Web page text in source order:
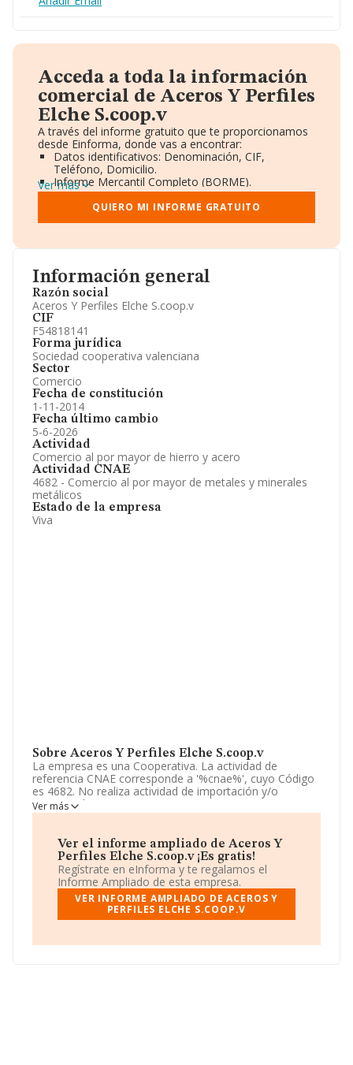
Información general
Razón social
Aceros Y Perfiles Elche S.coop.v
CIF
F54818141
Forma jurídica
Sociedad cooperativa valenciana
Sector
Comercio
Fecha de constitución
1-11-2014
Fecha último cambio
5-6-2026
Actividad
Comercio al por mayor de hierro y acero
Actividad CNAE
4682 - Comercio al por mayor de metales y minerales
metálicos
Estado de la empresa
Viva
Sobre Aceros Y Perfiles Elche S.coop.v
La empresa es una Cooperativa. La actividad de
referencia CNAE corresponde a '%cnae%', cuyo Código
es 4682. No realiza actividad de importación y/o
exportación.
teléfono 965506425.
La sociedadAceros y Perfiles Elche S.Coop.V
CIF F54818141, se encuentra en Calle Felix Rodriguez
De La Fuente núm. 35, (03203), en el municipio de
Jubalcoi, en Alicante, Comunidad Valenciana.
sobre 6.263 compañías, la facturación en el ámbito
Ver más
Ver el informe ampliado de Aceros Y
Perfiles Elche S.coop.v ¡Es gratis!
Regístrate en eInforma y te regalamos el
Informe Ampliado de esta empresa.
VER INFORME AMPLIADO DE ACEROS Y
PERFILES ELCHE S.COOP.V
Acceda a toda la información
comercial de Aceros Y Perfiles
Elche S.coop.v
A través del informe gratuito que te proporcionamos
desde Einforma, donde vas a encontrar:
Datos identificativos: Denominación, CIF,
Teléfono, Domicilio.
Informe Mercantil Completo (BORME).
Gráficos de Evolución Ventas y Empleados.
Consejo de Administración y Administradores.
Directivos y Ejecutivos.
Información oficial y registral complementaria.
Ver más
QUIERO MI INFORME GRATUITO